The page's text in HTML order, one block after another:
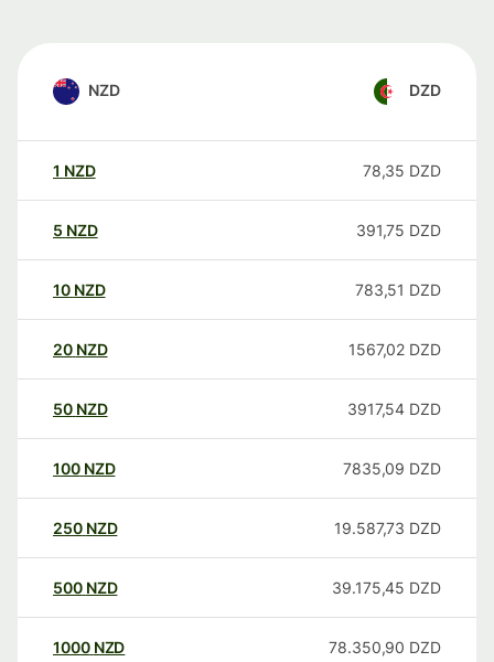
NZD DZD
1 NZD 78,35 DZD
5 NZD 391,75 DZD
10 NZD 783,51 DZD
20 NZD 1567,02 DZD
50 NZD 3917,54 DZD
100 NZD 7835,09 DZD
250 NZD 19.587,73 DZD
500 NZD 39.175,45 DZD
1000 NZD 78.350,90 DZD